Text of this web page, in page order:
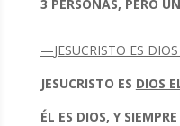
3 PERSONAS, PERO
—JESUCRISTO ES
JESUCRISTO ES DIOS
ÉL ES DIOS, Y